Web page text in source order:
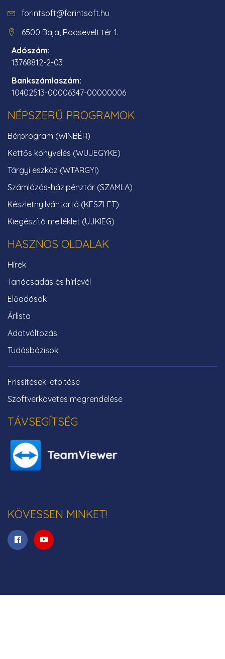
forintsoft@forintsoft.hu
6500 Baja, Roosevelt tér 1.
Adószám:
13768812-2-03
Bankszámlaszám:
10402513-00006347-00000006
NÉPSZERŰ PROGRAMOK
Bérprogram (WINBÉR)
Kettős könyvelés (WUJEGYKE)
Tárgyi eszköz (WTARGYI)
Számlázás-házipénztár (SZAMLA)
Készletnyilvántartó (KESZLET)
Kiegészítő melléklet (UJKIEG)
HASZNOS OLDALAK
Hírek
Tanácsadás és hírlevél
Előadások
Árlista
Adatváltozás
Tudásbázisok
Frissítések letöltése
Szoftverkövetés megrendelése
TÁVSEGÍTSÉG
KÖVESSEN MINKET!